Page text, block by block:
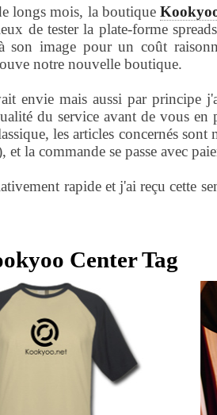
longs mois, la boutique
de tester la plate-forme
son image pour un coût
notre nouvelle boutique.
envie mais aussi par principe
du service avant de vous en
les articles concernés
et la commande se passe avec
rapide et j'ai reçu cette
Center Tag